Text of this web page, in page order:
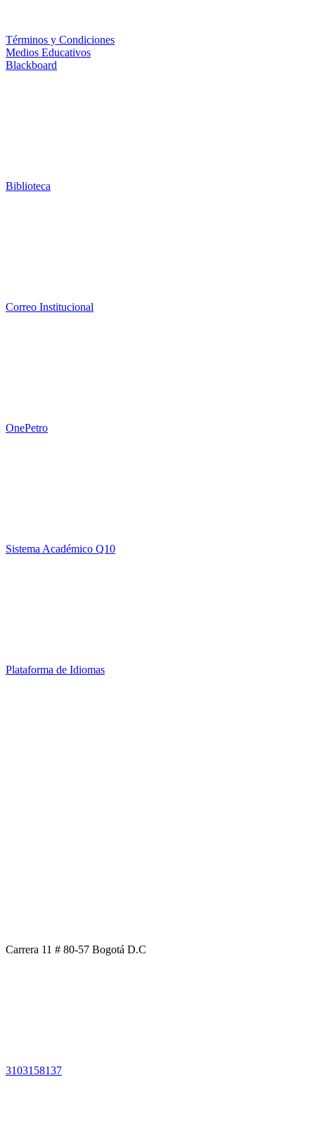
Términos y Condiciones
Medios Educativos
Blackboard
Biblioteca
Correo Institucional
OnePetro
Sistema Académico Q10
Plataforma de Idiomas
Carrera 11 # 80-57 Bogotá D.C
3103158137